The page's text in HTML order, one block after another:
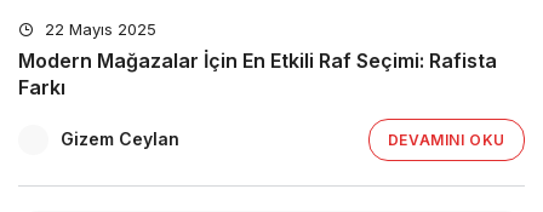
22 Mayıs 2025
Modern Mağazalar İçin En Etkili Raf Seçimi: Rafista
Farkı
Gizem Ceylan DEVAMINI OKU